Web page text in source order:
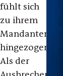
fühlt sich
zu ihrem
Mandanten
hingezogen.
Als der